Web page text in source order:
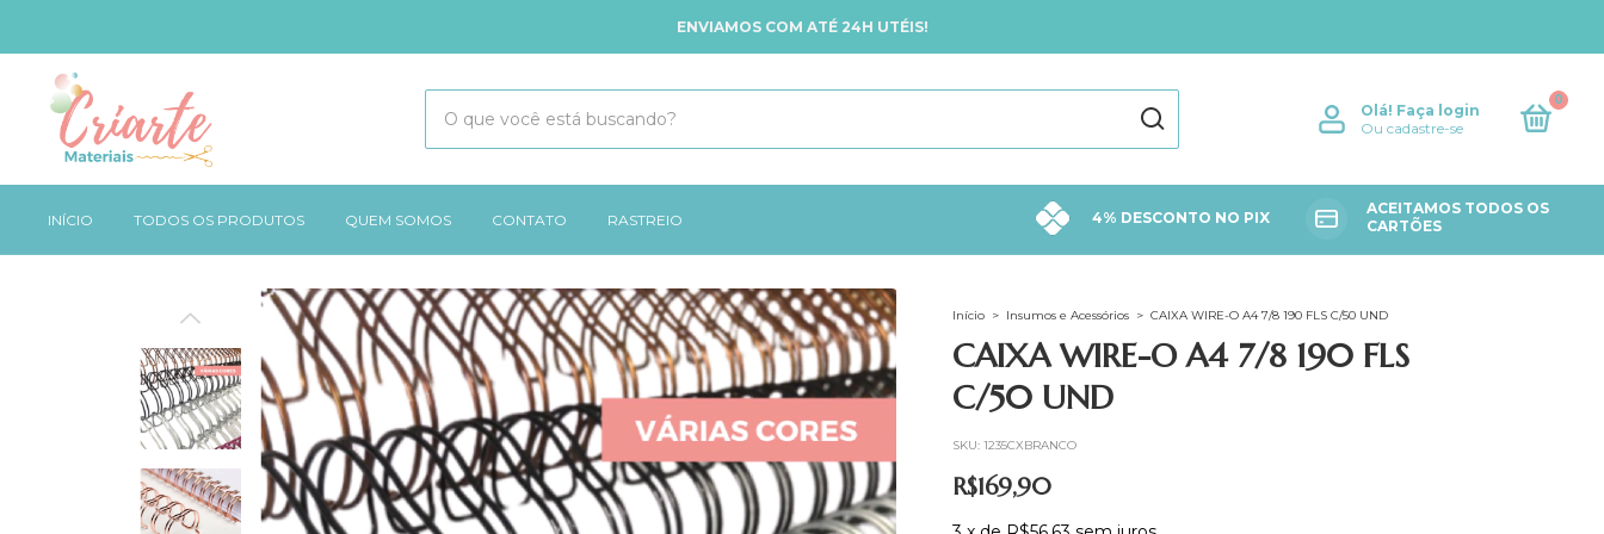
ENVIAMOS COM ATÉ 24H UTÉIS!
Olá! Faça login
Ou cadastre-se
0
INÍCIO TODOS OS PRODUTOS QUEM SOMOS CONTATO RASTREIO 4% DESCONTO NO PIX
ACEITAMOS TODOS OS
CARTÕES
Início > Insumos e Acessórios > CAIXA WIRE-O A4 7/8 190 FLS C/50 UND
CAIXA WIRE-O A4 7/8 190 FLS
C/50 UND
SKU: 1235CXBRANCO
R$169,90